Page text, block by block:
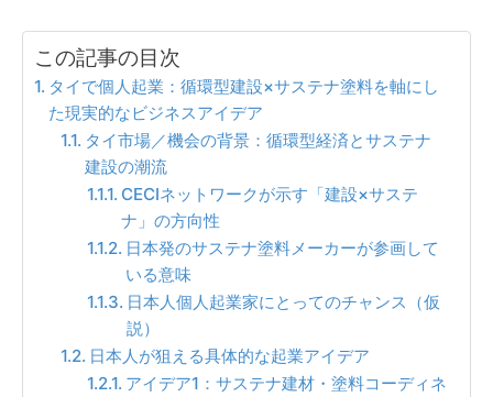
この記事の目次
タイで個人起業：循環型建設×サステナ塗料を軸にし
た現実的なビジネスアイデア
タイ市場／機会の背景：循環型経済とサステナ
建設の潮流
CECIネットワークが示す「建設×サステ
ナ」の方向性
日本発のサステナ塗料メーカーが参画して
いる意味
日本人個人起業家にとってのチャンス（仮
説）
日本人が狙える具体的な起業アイデア
アイデア1：サステナ建材・塗料コーディネ